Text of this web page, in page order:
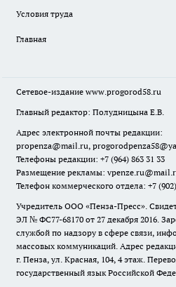
Условия труда
Главная
Сетевое-издание www.progorod58.ru
Главный редактор: Полудницына Е.В.
Адрес электронной почты редакции:
propenza@mail.ru,
Телефоны редакции: +7 (964) 863 31 33
Размещение рекламы:
Телефон коммерческого отдела: +7
Учредитель ООО «Пенза-Пресс».
ЭЛ № ФС77-68170 от 27 декабря 2016.
службой по надзору в сфере связи,
массовых коммуникаций. Адрес
г. Пенза, ул. Красная, 104, 4 этаж.
государственный язык Российской